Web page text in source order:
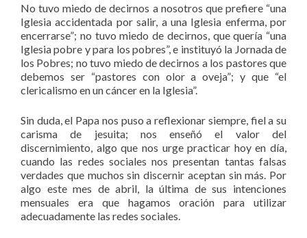
No tuvo miedo de decirnos a nosotros que prefiere “una
Iglesia accidentada por salir, a una Iglesia enferma, por
encerrarse”; no tuvo miedo de decirnos, que quería “una
Iglesia pobre y para los pobres”, e instituyó la Jornada de
los Pobres; no tuvo miedo de decirnos a los pastores que
debemos ser “pastores con olor a oveja”; y que “el
clericalismo en un cáncer en la Iglesia”.
Sin duda, el Papa nos puso a reflexionar siempre, fiel a su
carisma de jesuita; nos enseñó el valor del
discernimiento, algo que nos urge practicar hoy en día,
cuando las redes sociales nos presentan tantas falsas
verdades que muchos sin discernir aceptan sin más. Por
algo este mes de abril, la última de sus intenciones
mensuales era que hagamos oración para utilizar
adecuadamente las redes sociales.